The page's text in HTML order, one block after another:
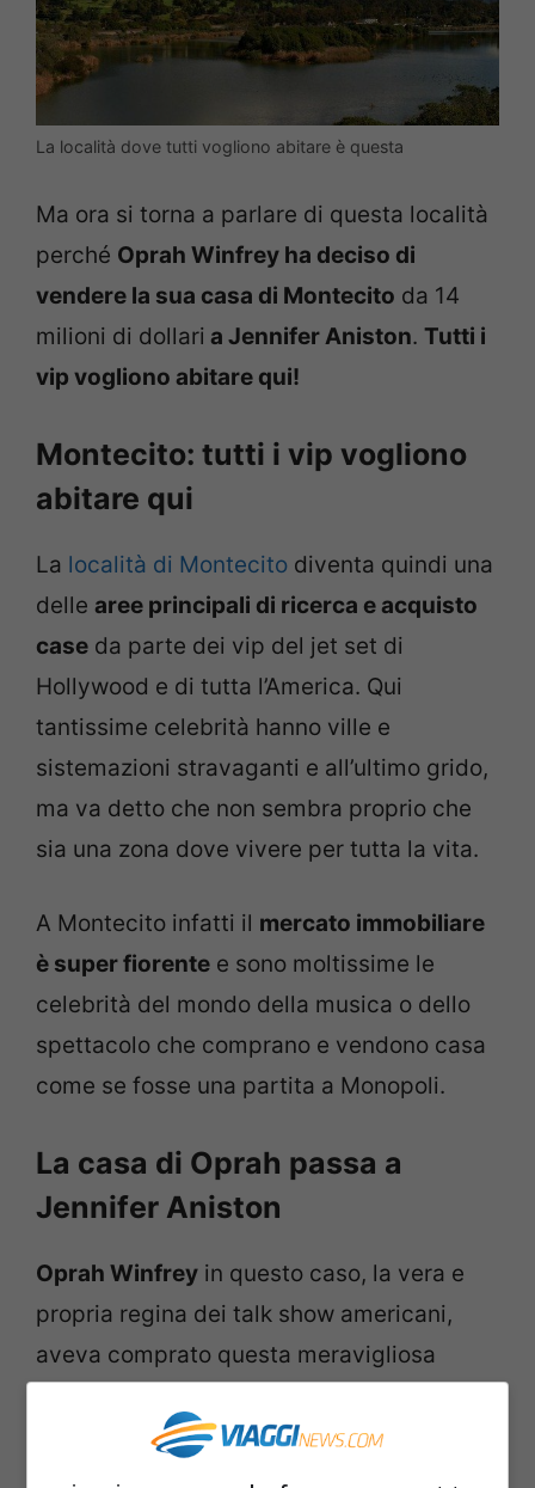
La località dove tutti vogliono abitare è questa
Ma ora si torna a parlare di questa località
perché Oprah Winfrey ha deciso di
vendere la sua casa di Montecito da 14
milioni di dollari a Jennifer Aniston. Tutti i
vip vogliono abitare qui!
Montecito: tutti i vip vogliono
abitare qui
La località di Montecito diventa quindi una
delle aree principali di ricerca e acquisto
case da parte dei vip del jet set di
Hollywood e di tutta l’America. Qui
tantissime celebrità hanno ville e
sistemazioni stravaganti e all’ultimo grido,
ma va detto che non sembra proprio che
sia una zona dove vivere per tutta la vita.
A Montecito infatti il mercato immobiliare
è super fiorente e sono moltissime le
celebrità del mondo della musica o dello
spettacolo che comprano e vendono casa
come se fosse una partita a Monopoli.
La casa di Oprah passa a
Jennifer Aniston
Oprah Winfrey in questo caso, la vera e
propria regina dei talk show americani,
aveva comprato questa meravigliosa
una cifra di circa 10 milioni di dollari. Oggi